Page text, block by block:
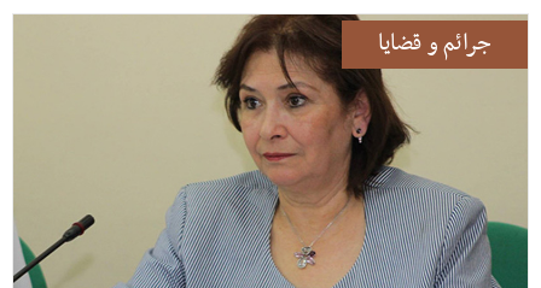
جرائم و قضايا